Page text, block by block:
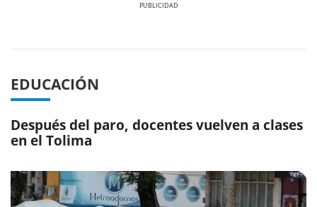
EDUCACIÓN
Después del paro, docentes vuelven a clases
en el Tolima